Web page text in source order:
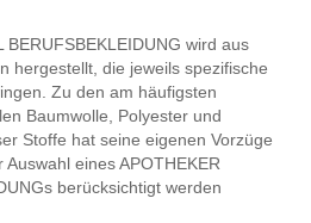
BERUFSBEKLEIDUNG wird aus
hergestellt, die jeweils spezifische
Zu den am häufigsten
Baumwolle, Polyester und
Stoffe hat seine eigenen Vorzüge
eines APOTHEKER
berücksichtigt werden